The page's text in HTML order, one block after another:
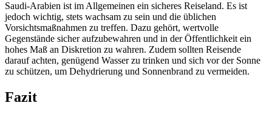
Saudi-Arabien ist im Allgemeinen ein sicheres Reiseland. Es ist
jedoch wichtig, stets wachsam zu sein und die üblichen
Vorsichtsmaßnahmen zu treffen. Dazu gehört, wertvolle
Gegenstände sicher aufzubewahren und in der Öffentlichkeit ein
hohes Maß an Diskretion zu wahren. Zudem sollten Reisende
darauf achten, genügend Wasser zu trinken und sich vor der Sonne
zu schützen, um Dehydrierung und Sonnenbrand zu vermeiden.
Fazit